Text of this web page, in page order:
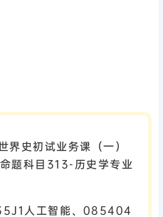
史初试业务课（一）
题科目313-历史学专业
人工智能、085404